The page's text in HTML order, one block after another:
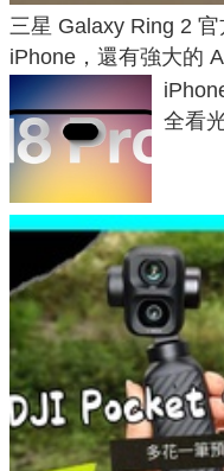
三星 Galaxy Ring 2
iPhone，還有強大的
全看